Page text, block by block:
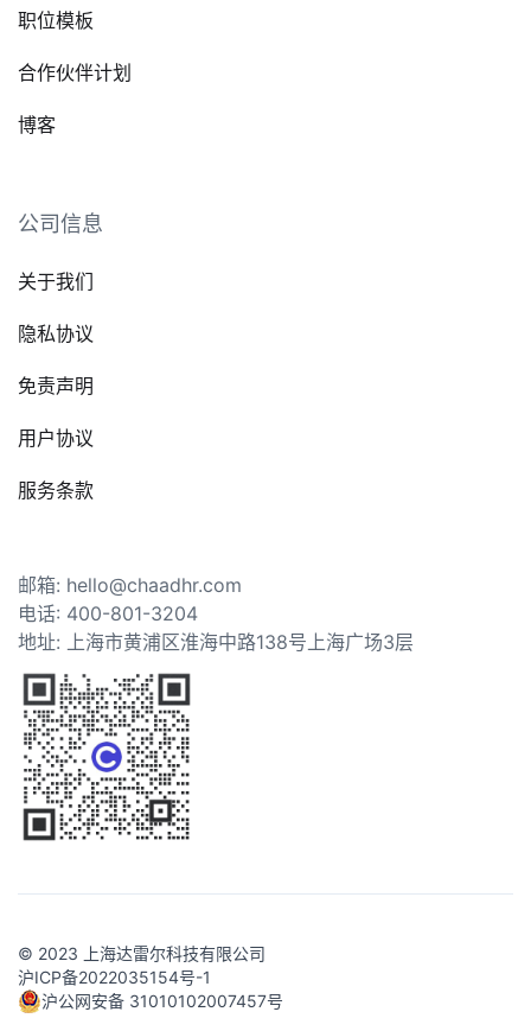
职位模板
合作伙伴计划
博客
公司信息
关于我们
隐私协议
免责声明
用户协议
服务条款
邮箱: hello@chaadhr.com
电话: 400-801-3204
地址: 上海市黄浦区淮海中路138号上海广场3层
© 2023 上海达雷尔科技有限公司
沪ICP备2022035154号-1
沪公网安备 31010102007457号